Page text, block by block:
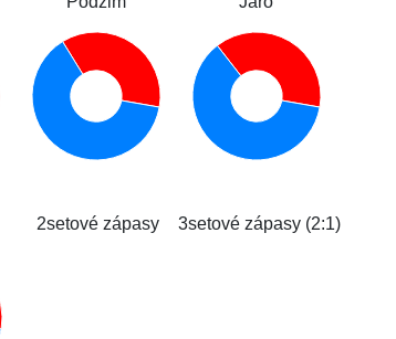
2setové zápasy 3setové zápasy (2:1)